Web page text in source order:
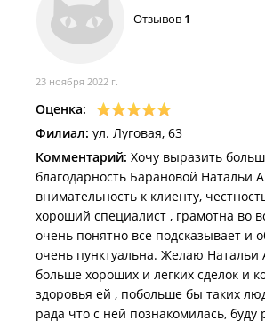
Отзывов 1
23 ноября 2022 г.
Оценка:
Филиал: ул. Луговая, 63
Комментарий: Хочу выразить
благодарность Барановой Натальи
внимательность к клиенту,
хороший специалист , грамотна во
очень понятно все подсказывает и
очень пунктуальна. Желаю Натальи
больше хороших и легких сделок и
здоровья ей , побольше бы таких
рада что с ней познакомилась, буду